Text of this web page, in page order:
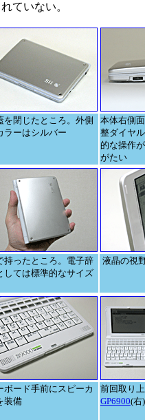
ていない。
を閉じたところ。外側
ラーはシルバー
本体右側
整ダイヤ
的な操作
がたい
持ったところ。電子辞
しては標準的なサイズ
液晶の視
ボード手前にスピーカ
装備
前回取り
GP6900(右